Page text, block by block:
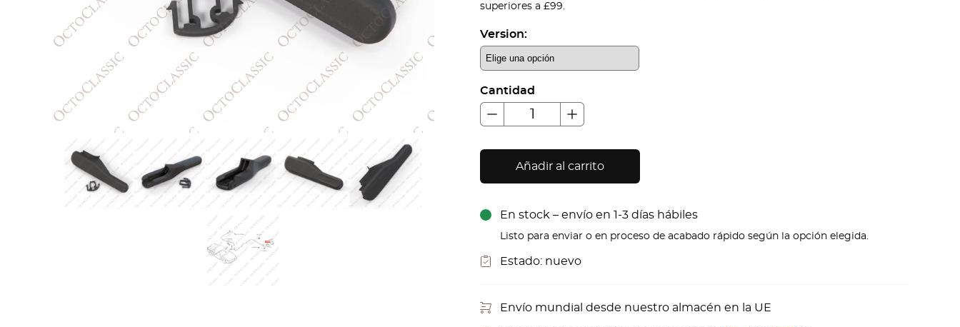
superiores a £99.
Version:
Cantidad
Añadir al carrito
En stock – envío en 1-3 días hábiles
Listo para enviar o en proceso de acabado rápido según la opción elegida.
Estado: nuevo
Envío mundial desde nuestro almacén en la UE